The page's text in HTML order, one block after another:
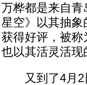
万桦都是来自
星空》以其抽
获得好评，被
也以其活灵活现
又到了4月2